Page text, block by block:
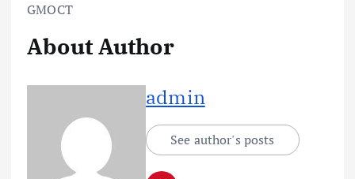
GMOCT
About Author
admin
See author's posts